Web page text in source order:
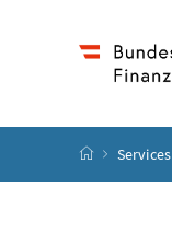
Startseite
Services